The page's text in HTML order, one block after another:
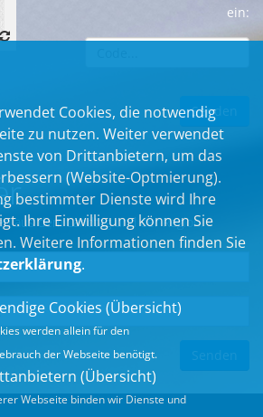
ein:
aus dem Landtag und der Region.
Cookies, die notwendig
zu nutzen. Weiter verwendet
von Drittanbietern, um das
(Website-Optmierung).
bestimmter Dienste wird Ihre
Ihre Einwilligung können Sie
Weitere Informationen finden Sie
.
Cookies (Übersicht)
werden allein für den
der Webseite benötigt.
(Übersicht)
Webseite binden wir Dienste und